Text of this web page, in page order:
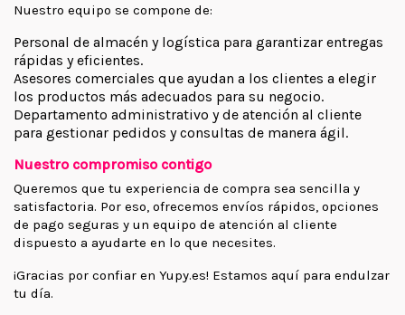
Nuestro equipo se compone de:
Personal de almacén y logística para garantizar entregas
rápidas y eficientes.
Asesores comerciales que ayudan a los clientes a elegir
los productos más adecuados para su negocio.
Departamento administrativo y de atención al cliente
para gestionar pedidos y consultas de manera ágil.
Nuestro compromiso contigo
Queremos que tu experiencia de compra sea sencilla y
satisfactoria. Por eso, ofrecemos envíos rápidos, opciones
de pago seguras y un equipo de atención al cliente
dispuesto a ayudarte en lo que necesites.
¡Gracias por confiar en Yupy.es! Estamos aquí para endulzar
tu día.